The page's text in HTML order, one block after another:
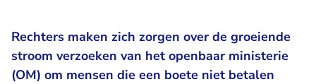
Rechters maken zich zorgen over de groeiende
stroom verzoeken van het openbaar ministerie
(OM) om mensen die een boete niet betalen